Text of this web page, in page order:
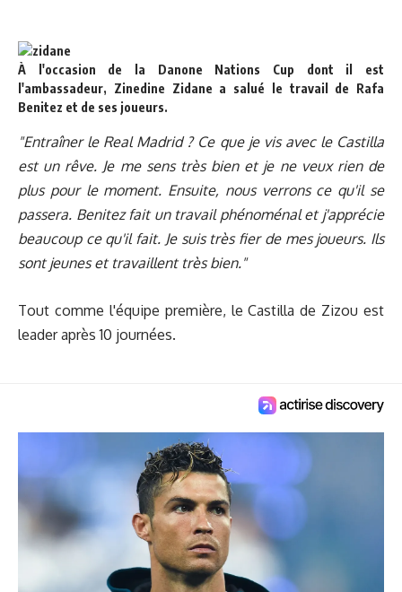
À l'occasion de la Danone Nations Cup dont il est
l'ambassadeur, Zinedine Zidane a salué le travail de Rafa
Benitez et de ses joueurs.
"Entraîner le Real Madrid ? Ce que je vis avec le Castilla
est un rêve. Je me sens très bien et je ne veux rien de
plus pour le moment. Ensuite, nous verrons ce qu'il se
passera. Benitez fait un travail phénoménal et j'apprécie
beaucoup ce qu'il fait. Je suis très fier de mes joueurs. Ils
sont jeunes et travaillent très bien."
Tout comme l'équipe première, le Castilla de Zizou est
leaderaprès 10 journées.